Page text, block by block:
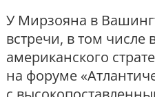
У Мирзояна в
встречи, в том
американского
на форуме